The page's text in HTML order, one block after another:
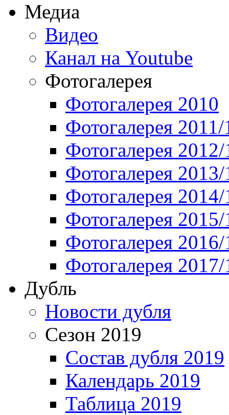
Медиа
Видео
Канал на Youtube
Фотогалерея
Фотогалерея 2010
Фотогалерея 2011/
Фотогалерея
Фотогалерея
Фотогалерея
Фотогалерея
Фотогалерея
Фотогалерея
Дубль
Новости дубля
Сезон 2019
Состав дубля 2019
Календарь 2019
Таблица 2019